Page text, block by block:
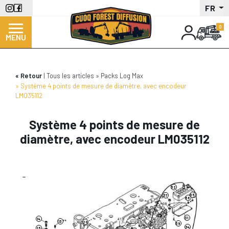
Aller
au
contenu
principal
FR
MENU
Retour Tous les articles
Packs Log Max
Système 4 points de mesure de diamètre, avec encodeur
LM035112
Système 4 points de mesure de
diamètre, avec encodeur LM035112
5
34
37
32
15
36
31
14
35
39
20
13